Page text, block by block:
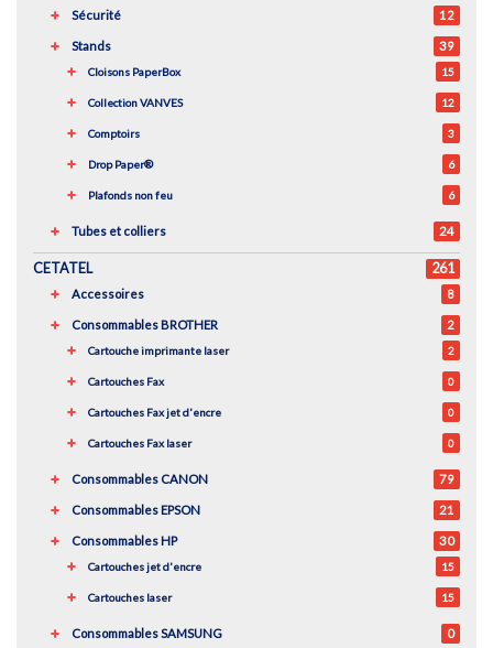
Sécurité 12
Stands 39
Cloisons PaperBox 15
Collection VANVES 12
Comptoirs 3
Drop Paper® 6
Plafonds non feu 6
Tubes et colliers 24
CETATEL 261
Accessoires 8
Consommables BROTHER 2
Cartouche imprimante laser 2
Cartouches Fax 0
Cartouches Fax jet d'encre 0
Cartouches Fax laser 0
Consommables CANON 79
Consommables EPSON 21
Consommables HP 30
Cartouches jet d'encre 15
Cartouches laser 15
Consommables SAMSUNG 0